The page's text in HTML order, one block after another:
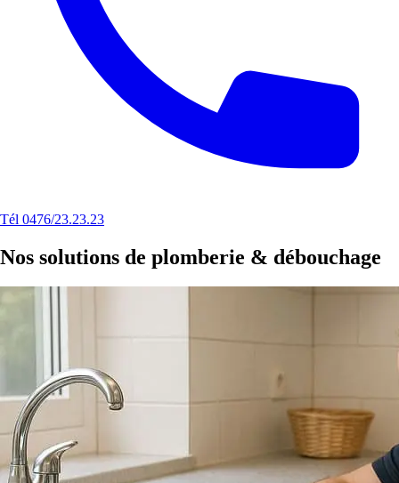
Tél 0476/23.23.23
Nos solutions de plomberie & débouchage